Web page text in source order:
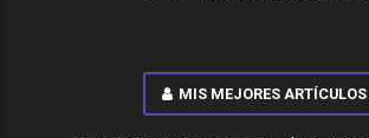
MIS MEJORES ARTÍCULOS